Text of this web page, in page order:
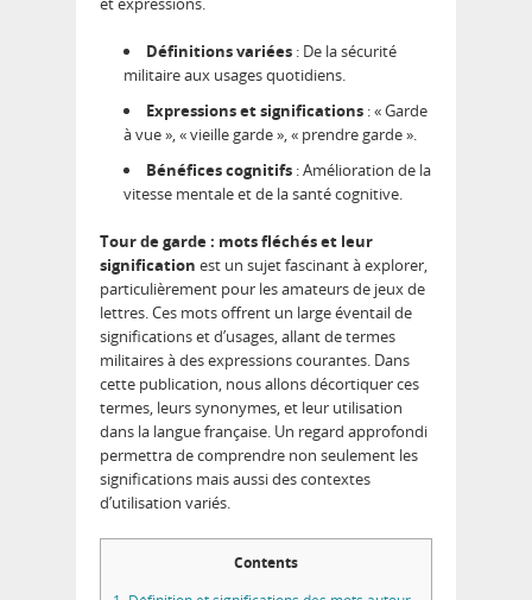
Définitions variées : De la sécurité
militaire aux usages quotidiens.
Expressions et significations : « Garde
à vue », « vieille garde », « prendre garde ».
Bénéfices cognitifs : Amélioration de la
vitesse mentale et de la santé cognitive.
Tour de garde : mots fléchés et leur
signification est un sujet fascinant à explorer,
particulièrement pour les amateurs de jeux de
lettres. Ces mots offrent un large éventail de
significations et d’usages, allant de termes
militaires à des expressions courantes. Dans
cette publication, nous allons décortiquer ces
termes, leurs synonymes, et leur utilisation
dans la langue française. Un regard approfondi
permettra de comprendre non seulement les
significations mais aussi des contextes
d’utilisation variés.
Contents